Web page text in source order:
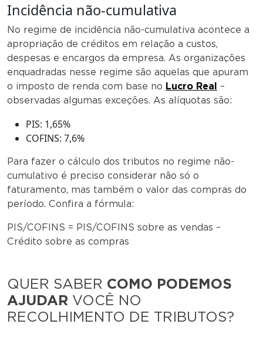
Incidência não-cumulativa
No regime de incidência não-cumulativa acontece a
apropriação de créditos em relação a custos,
despesas e encargos da empresa. As organizações
enquadradas nesse regime são aquelas que apuram
o imposto de renda com base no Lucro Real
–
observadas algumas exceções. As alíquotas são:
PIS: 1,65%
COFINS: 7,6%
Para fazer o cálculo dos tributos no regime não-
cumulativo é preciso considerar não só o
faturamento, mas também o valor das compras do
período. Confira a fórmula:
PIS/COFINS = PIS/COFINS sobre as vendas –
Crédito sobre as compras
QUER SABER COMO PODEMOS
AJUDAR VOCÊ NO
RECOLHIMENTO DE TRIBUTOS?